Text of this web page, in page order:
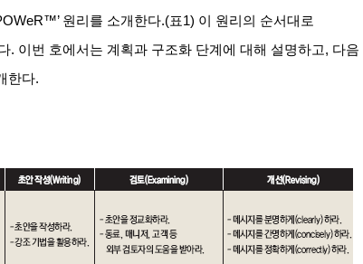
원리를 소개한다.(표1) 이 원리의 순서대로
. 이번 호에서는 계획과 구조화 단계에 대해 설명하고, 다음
한다.